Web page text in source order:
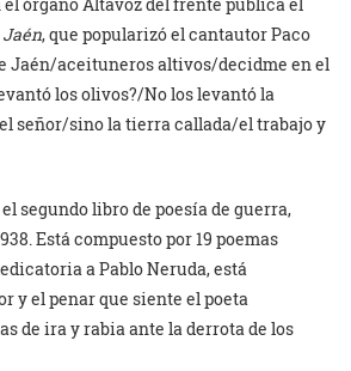
, que popularizó el cantautor Paco
Jaén/aceituneros altivos/decidme en el
los olivos?/No los levantó la
señor/sino la tierra callada/el trabajo y
el segundo libro de poesía de guerra,
Está compuesto por 19 poemas
a Pablo Neruda, está
y el penar que siente el poeta
de ira y rabia ante la derrota de los